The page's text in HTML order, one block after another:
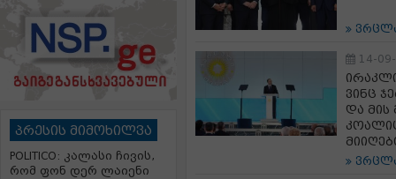
პრესის მიმოხილვა
POLITICO: კალასი ჩივის,
რომ ფონ დერ ლაიენი
14-
ვინც
და მის